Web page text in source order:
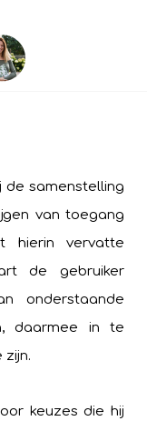
de samenstelling
van toegang
hierin vervatte
de gebruiker
onderstaande
daarmee in te
keuzes die hij